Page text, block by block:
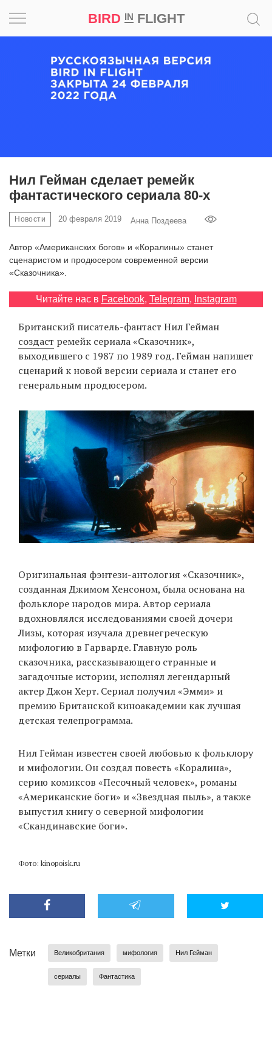
BIRD INFLIGHT
EN
UA
Нил Гейман сделает ремейк
фантастического сериала 80-х
Новости 20 февраля 2019 Анна Поздеева
Автор «Американских богов» и «Коралины» станет
сценаристом и продюсером современной версии
«Сказочника».
Читайте нас в Facebook, Telegram, Instagram
Британский писатель-фантаст Нил Гейман
создаст ремейк сериала «Сказочник»,
выходившего с 1987 по 1989 год. Гейман напишет
сценарий к новой версии сериала и станет его
генеральным продюсером.
Оригинальная фэнтези-антология «Сказочник»,
созданная Джимом Хенсоном, была основана на
фольклоре народов мира. Автор сериала
вдохновлялся исследованиями своей дочери
Лизы, которая изучала древнегреческую
мифологию в Гарварде. Главную роль
сказочника, рассказывающего странные и
загадочные истории, исполнял легендарный
актер Джон Херт. Сериал получил «Эмми» и
премию Британской киноакадемии как лучшая
детская телепрограмма.
Нил Гейман известен своей любовью к фольклору
и мифологии. Он создал повесть «Коралина»,
серию комиксов «Песочный человек», романы
«Американские боги» и «Звездная пыль», а также
выпустил книгу о северной мифологии
«Скандинавские боги».
Фото: kinopoisk.ru
Метки Великобритания мифология Нил Гейман
сериалы Фантастика